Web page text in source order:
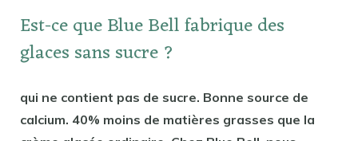
Est-ce que Blue Bell fabrique des
glaces sans sucre ?
qui ne contient pas de sucre. Bonne source de
calcium. 40% moins de matières grasses que la